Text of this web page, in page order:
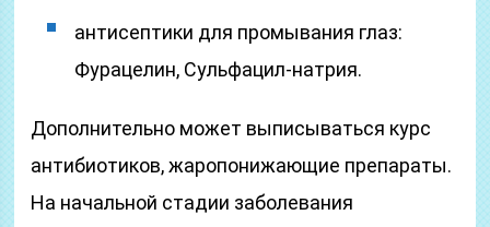
антисептики для промывания глаз:
Фурацелин, Сульфацил-натрия.
Дополнительно может выписываться курс
антибиотиков, жаропонижающие препараты.
На начальной стадии заболевания